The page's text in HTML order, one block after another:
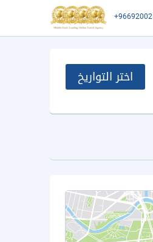
اختر التواريخ